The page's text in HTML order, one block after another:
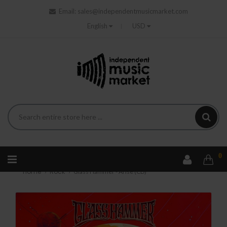
Email:
sales@independentmusicmarket.com
English
USD
0
Home Rock Glass Hammer - Arise (CD)